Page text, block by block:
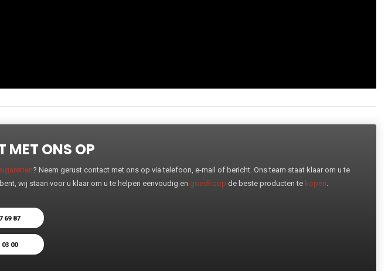
MET ONS OP
? Neem gerust contact met ons op via telefoon, e-mail of bericht. Ons team staat klaar om u te
wij staan voor u klaar om u te helpen eenvoudig en goedkoop de beste producten te kopen.
69 87
03 00